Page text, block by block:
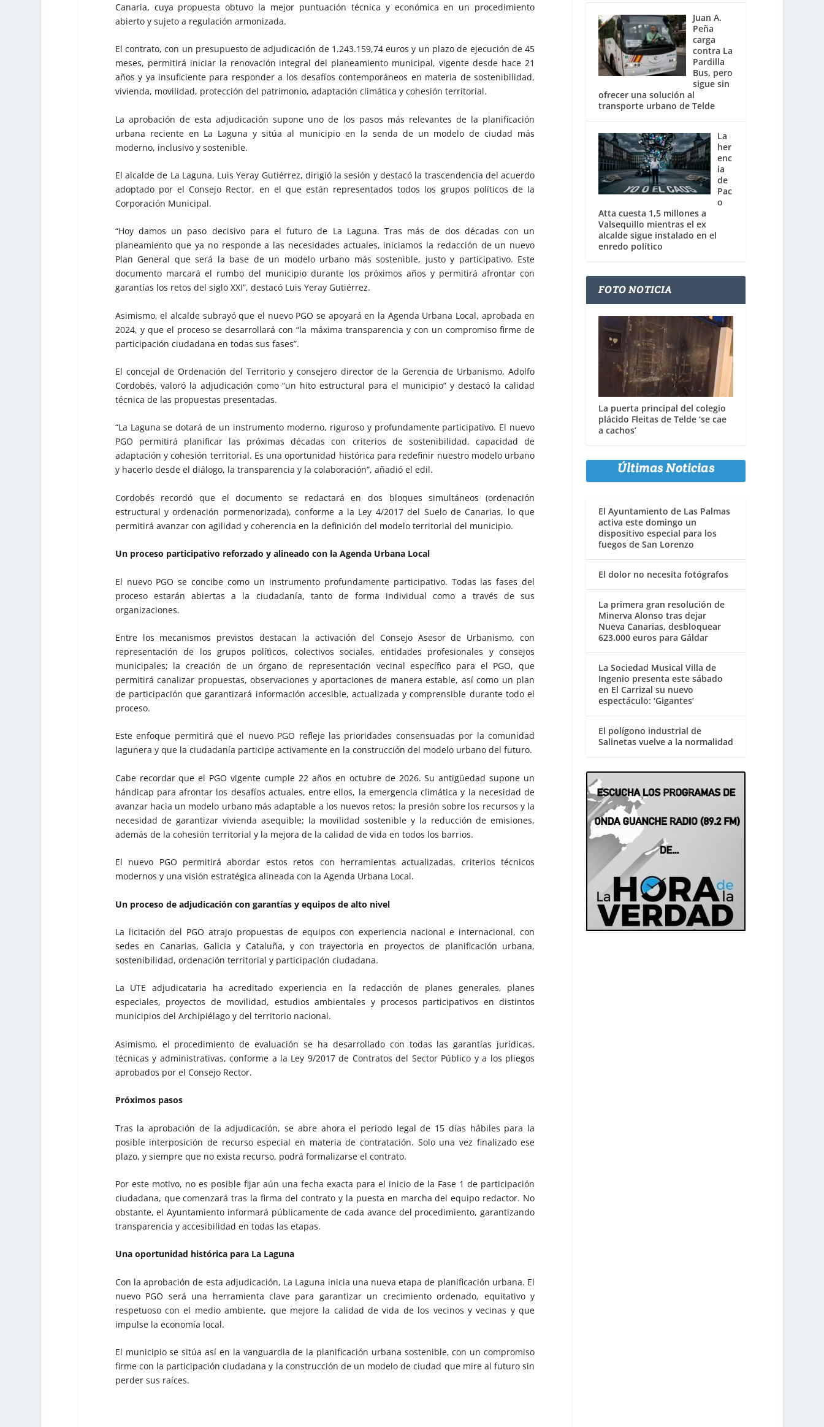
Canaria, cuya propuesta obtuvo la mejor puntuación técnica y económica en un procedimiento
abierto y sujeto a regulación armonizada.
El contrato, con un presupuesto de adjudicación de 1.243.159,74 euros y un plazo de ejecución de 45
meses, permitirá iniciar la renovación integral del planeamiento municipal, vigente desde hace 21
años y ya insuficiente para responder a los desafíos contemporáneos en materia de sostenibilidad,
vivienda, movilidad, protección del patrimonio, adaptación climática y cohesión territorial.
La aprobación de esta adjudicación supone uno de los pasos más relevantes de la planificación
urbana reciente en La Laguna y sitúa al municipio en la senda de un modelo de ciudad más
moderno, inclusivo y sostenible.
El alcalde de La Laguna, Luis Yeray Gutiérrez, dirigió la sesión y destacó la trascendencia del acuerdo
adoptado por el Consejo Rector, en el que están representados todos los grupos políticos de la
Corporación Municipal.
“Hoy damos un paso decisivo para el futuro de La Laguna. Tras más de dos décadas con un
planeamiento que ya no responde a las necesidades actuales, iniciamos la redacción de un nuevo
Plan General que será la base de un modelo urbano más sostenible, justo y participativo. Este
documento marcará el rumbo del municipio durante los próximos años y permitirá afrontar con
garantías los retos del siglo XXI”, destacó Luis Yeray Gutiérrez.
Asimismo, el alcalde subrayó que el nuevo PGO se apoyará en la Agenda Urbana Local, aprobada en
2024, y que el proceso se desarrollará con “la máxima transparencia y con un compromiso firme de
participación ciudadana en todas sus fases”.
El concejal de Ordenación del Territorio y consejero director de la Gerencia de Urbanismo, Adolfo
Cordobés, valoró la adjudicación como “un hito estructural para el municipio” y destacó la calidad
técnica de las propuestas presentadas.
“La Laguna se dotará de un instrumento moderno, riguroso y profundamente participativo. El nuevo
PGO permitirá planificar las próximas décadas con criterios de sostenibilidad, capacidad de
adaptación y cohesión territorial. Es una oportunidad histórica para redefinir nuestro modelo urbano
y hacerlo desde el diálogo, la transparencia y la colaboración”, añadió el edil.
Cordobés recordó que el documento se redactará en dos bloques simultáneos (ordenación
estructural y ordenación pormenorizada), conforme a la Ley 4/2017 del Suelo de Canarias, lo que
permitirá avanzar con agilidad y coherencia en la definición del modelo territorial del municipio.
Un proceso participativo reforzado y alineado con la Agenda Urbana Local
El nuevo PGO se concibe como un instrumento profundamente participativo. Todas las fases del
proceso estarán abiertas a la ciudadanía, tanto de forma individual como a través de sus
organizaciones.
Entre los mecanismos previstos destacan la activación del Consejo Asesor de Urbanismo, con
representación de los grupos políticos, colectivos sociales, entidades profesionales y consejos
municipales; la creación de un órgano de representación vecinal específico para el PGO, que
permitirá canalizar propuestas, observaciones y aportaciones de manera estable, así como un plan
de participación que garantizará información accesible, actualizada y comprensible durante todo el
proceso.
Este enfoque permitirá que el nuevo PGO refleje las prioridades consensuadas por la comunidad
lagunera y que la ciudadanía participe activamente en la construcción del modelo urbano del futuro.
Cabe recordar que el PGO vigente cumple 22 años en octubre de 2026. Su antigüedad supone un
hándicap para afrontar los desafíos actuales, entre ellos, la emergencia climática y la necesidad de
avanzar hacia un modelo urbano más adaptable a los nuevos retos; la presión sobre los recursos y la
necesidad de garantizar vivienda asequible; la movilidad sostenible y la reducción de emisiones,
además de la cohesión territorial y la mejora de la calidad de vida en todos los barrios.
El nuevo PGO permitirá abordar estos retos con herramientas actualizadas, criterios técnicos
modernos y una visión estratégica alineada con la Agenda Urbana Local.
Un proceso de adjudicación con garantías y equipos de alto nivel
La licitación del PGO atrajo propuestas de equipos con experiencia nacional e internacional, con
sedes en Canarias, Galicia y Cataluña, y con trayectoria en proyectos de planificación urbana,
sostenibilidad, ordenación territorial y participación ciudadana.
La UTE adjudicataria ha acreditado experiencia en la redacción de planes generales, planes
especiales, proyectos de movilidad, estudios ambientales y procesos participativos en distintos
municipios del Archipiélago y del territorio nacional.
Asimismo, el procedimiento de evaluación se ha desarrollado con todas las garantías jurídicas,
técnicas y administrativas, conforme a la Ley 9/2017 de Contratos del Sector Público y a los pliegos
aprobados por el Consejo Rector.
Próximos pasos
Tras la aprobación de la adjudicación, se abre ahora el periodo legal de 15 días hábiles para la
posible interposición de recurso especial en materia de contratación. Solo una vez finalizado ese
plazo, y siempre que no exista recurso, podrá formalizarse el contrato.
Por este motivo, no es posible fijar aún una fecha exacta para el inicio de la Fase 1 de participación
ciudadana, que comenzará tras la firma del contrato y la puesta en marcha del equipo redactor. No
obstante, el Ayuntamiento informará públicamente de cada avance del procedimiento, garantizando
transparencia y accesibilidad en todas las etapas.
Una oportunidad histórica para La Laguna
Con la aprobación de esta adjudicación, La Laguna inicia una nueva etapa de planificación urbana. El
nuevo PGO será una herramienta clave para garantizar un crecimiento ordenado, equitativo y
respetuoso con el medio ambiente, que mejore la calidad de vida de los vecinos y vecinas y que
impulse la economía local.
El municipio se sitúa así en la vanguardia de la planificación urbana sostenible, con un compromiso
firme con la participación ciudadana y la construcción de un modelo de ciudad que mire al futuro sin
perder sus raíces.
Juan A.
Peña
carga
contra La
Pardilla
Bus, pero
sigue sin
ofrecer una solución al
transporte urbano de Telde
La
her
enc
ia
de
Pac
o
Atta cuesta 1,5 millones a
Valsequillo mientras el ex
alcalde sigue instalado en el
enredo político
FOTO NOTICIA
La puerta principal del colegio
plácido Fleitas de Telde ‘se cae
a cachos’
Últimas Noticias
El Ayuntamiento de Las Palmas
activa este domingo un
dispositivo especial para los
fuegos de San Lorenzo
El dolor no necesita fotógrafos
La primera gran resolución de
Minerva Alonso tras dejar
Nueva Canarias, desbloquear
623.000 euros para Gáldar
La Sociedad Musical Villa de
Ingenio presenta este sábado
en El Carrizal su nuevo
espectáculo: ‘Gigantes’
El polígono industrial de
Salinetas vuelve a la normalidad